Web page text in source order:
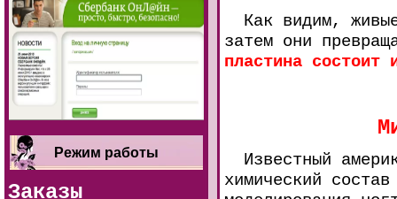
Режим работы
Заказы
Как видим,
затем они
пластина состоит
Известный
химический